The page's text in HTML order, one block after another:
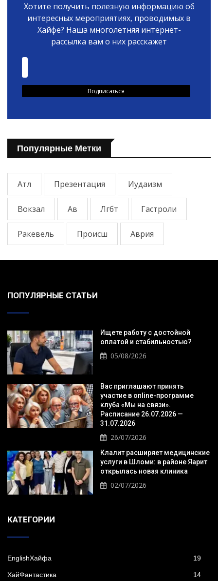
Хотите получить полезную информацию об
интересных мероприятиях, проводимых в
Хайфе? Наша многолетняя интернет-
рассылка вам о них расскажет
Популярные Метки
Атл Презентация Иудаизм
Вокзал Ав Лгбт Гастроли
Ракевель Происш Аврия
ПОПУЛЯРНЫЕ СТАТЬИ
Ищете работу с достойной
оплатой и стабильностью?
05/08/2026
Вас приглашают принять
участие в online-программе
клуба «Мы на связи».
Расписание 26.07.2026 —
31.07.2026
26/07/2026
Клалит расширяет медицинские
услуги в Шломи: в районе Яарит
открылась новая клиника
02/07/2026
KАТЕГОРИИ
EnglishХайфа 19
XайФантастика 14